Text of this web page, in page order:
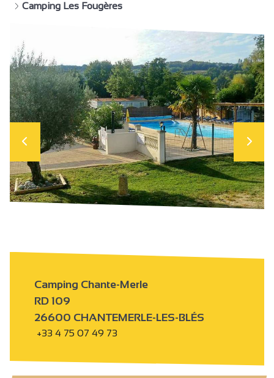
Camping Les Fougères
Camping Chante-Merle
RD 109
26600 CHANTEMERLE-LES-BLÉS
+33 4 75 07 49 73